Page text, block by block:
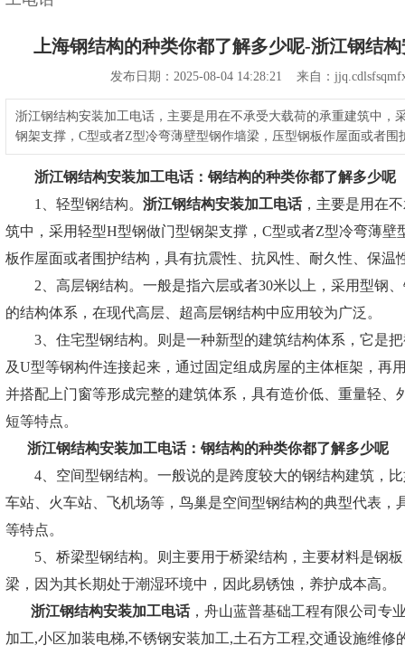
上海钢结构的种类你都了解多少呢-浙江钢结
发布日期：2025-08-04 14:28:21 来自：
浙江钢结构安装加工电话，主要是用在不承受大载荷的承重建筑中，
钢架支撑，C型或者Z型冷弯薄壁型钢作墙梁，压型钢板作屋面或者围
浙江钢结构安装加工电话： 钢结构的种类你都了解多少呢
1、轻型钢结构。 浙江钢结构安装加工电话，主要是用在
筑中，采用轻型H型钢做门型钢架支撑，C型或者Z型冷弯薄壁
板作屋面或者围护结构，具有抗震性、抗风性、耐久性、保温
2、高层钢结构。一般是指六层或者30米以上，采用型钢、
的结构体系，在现代高层、超高层钢结构中应用较为广泛。
3、住宅型钢结构。则是一种新型的建筑结构体系，它是把
及U型等钢构件连接起来，通过固定组成房屋的主体框架，再
并搭配上门窗等形成完整的建筑体系，具有造价低、重量轻、
短等特点。
浙江钢结构安装加工电话： 钢结构的种类你都了解多少呢
4、空间型钢结构。一般说的是跨度较大的钢结构建筑，比
车站、火车站、飞机场等，鸟巢是空间型钢结构的典型代表，
等特点。
5、桥梁型钢结构。则主要用于桥梁结构，主要材料是钢板
梁，因为其长期处于潮湿环境中，因此易锈蚀，养护成本高。
浙江钢结构安装加工电话，舟山蓝普基础工程有限公司专
加工,小区加装电梯,不锈钢安装加工,土石方工程,交通设施维修